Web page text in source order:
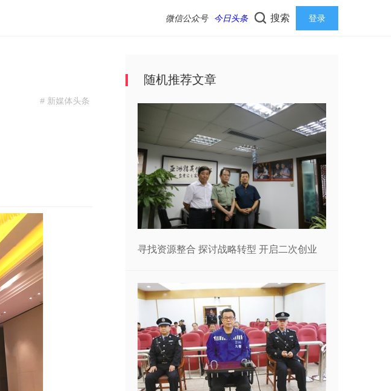
微信公众号 今日头条 搜索 登录
# 新媒体头条
随机推荐文章
寻找资源整合 探讨战略转型 开启二次创业